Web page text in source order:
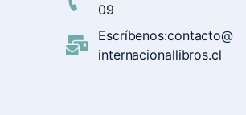
09
Escríbenos:contacto@
internacionallibros.cl